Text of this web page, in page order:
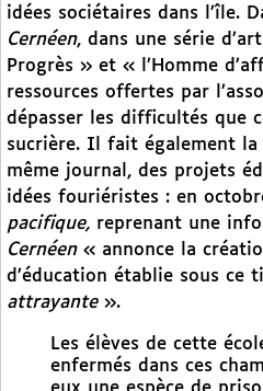
idées sociétaires dans l’île.
Cernéen, dans une série
Progrès » et « l’Homme
ressources offertes par
dépasser les difficultés que
sucrière. Il fait également
même journal, des projets
idées fouriéristes : en
pacifique, reprenant une
Cernéen « annonce la
d’éducation établie sous ce
attrayante».
Les élèves de cette
enfermés dans ces